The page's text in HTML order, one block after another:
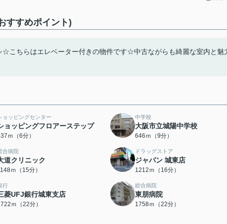
すすめポイント)
☆こちらはエレベーター付きの物件です☆中古ながらも綺麗な室内と魅
ョッピングセンター
ョッピングフロアーステップ
ｍ（6分）
中学校
大阪市立城陽中学校
646ｍ（9分）
合病院
道クリニック
ｍ（15分）
ドラッグストア
ジャパン 城東店
1212ｍ（16分）
行
菱UFJ銀行城東支店
ｍ（22分）
総合病院
東朋病院
1758ｍ（22分）